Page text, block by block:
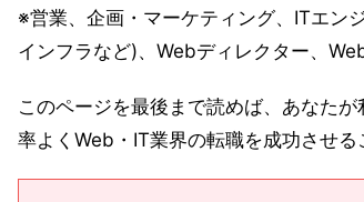
※営業、企画・マーケティング、ITエン
インフラなど)、Webディレクター、
このページを最後まで読めば、あなた
率よくWeb・IT業界の転職を成功させる